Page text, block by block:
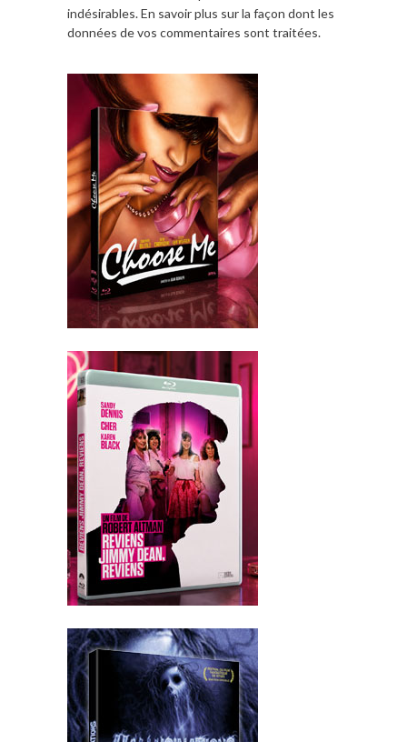
indésirables.En savoir plus sur la façon dont les
données de vos commentaires sont traitées.